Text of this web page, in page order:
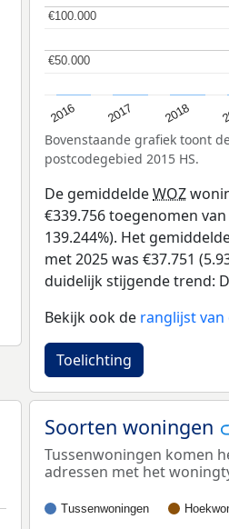
2016 2017 2018
€50.000
€50.000
€100.000
€100.000
Bovenstaande grafiek toont
postcodegebied 2015 HS.
De gemiddeldeWOZ
€339.756 toegenomen
139.244%). Het
met 2025 was €37.751
duidelijk stijgende trend:
Bekijk ook de ranglijst
Toelichting
Soorten woningen
Tussenwoningen komen
adressen met het
Tussenwoningen